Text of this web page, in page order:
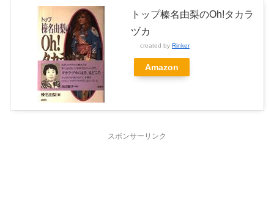
トップ榛名由梨のOh!タカラ
ヅカ
created by Rinker
Amazon
スポンサーリンク